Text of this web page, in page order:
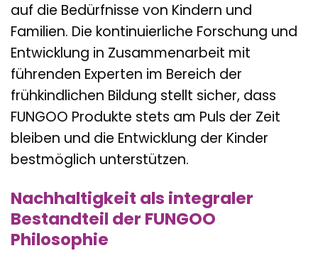
auf die Bedürfnisse von Kindern und
Familien. Die kontinuierliche Forschung und
Entwicklung in Zusammenarbeit mit
führenden Experten im Bereich der
frühkindlichen Bildung stellt sicher, dass
FUNGOO Produkte stets am Puls der Zeit
bleiben und die Entwicklung der Kinder
bestmöglich unterstützen.
Nachhaltigkeit als integraler
Bestandteil der FUNGOO
Philosophie